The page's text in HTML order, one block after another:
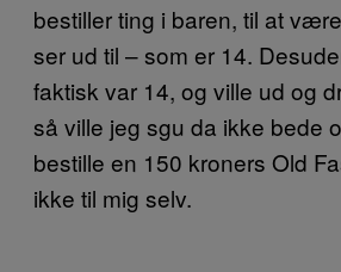
bestiller ting i baren, til at
ser ud til – som er 14.
faktisk var 14, og ville ud og
så ville jeg sgu da ikke bede
bestille en 150 kroners Old
ikke til mig selv.